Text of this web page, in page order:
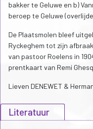
bakker te Geluwe en b)
beroep te Geluwe
De Plaatsmolen bleef
Ryckeghem tot zijn
van pastoor Roelens in
prentkaart van Remi
Lieven DENEWET &
Literatuur